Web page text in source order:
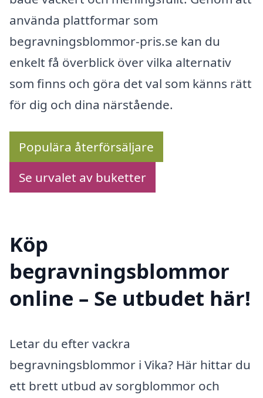
använda plattformar som
begravningsblommor-pris.se kan du
enkelt få överblick över vilka alternativ
som finns och göra det val som känns rätt
för dig och dina närstående.
Populära återförsäljare
Se urvalet av buketter
Köp
begravningsblommor
online – Se utbudet här!
Letar du efter vackra
begravningsblommor i Vika? Här hittar du
ett brett utbud av sorgblommor och